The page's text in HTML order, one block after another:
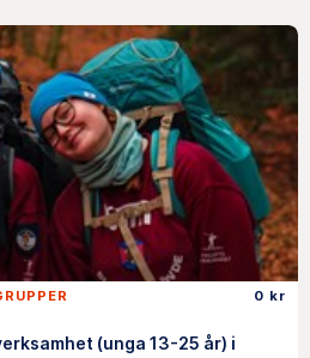
0 kr
(unga 13-25 år) i